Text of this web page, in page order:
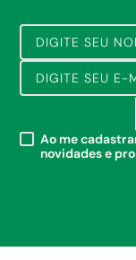
Ao me
novidades e